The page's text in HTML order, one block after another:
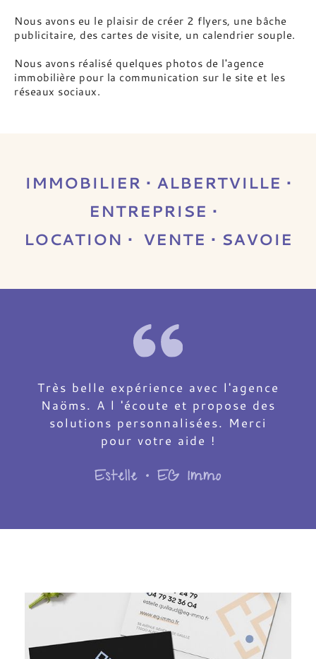
Nous avons eu le plaisir de créer 2 flyers, une bâche
publicitaire, des cartes de visite, un calendrier souple.
Nous avons réalisé quelques photos de l'agence
immobilière pour la communication sur le site et les
réseaux sociaux.
IMMOBILIER • ALBERTVILLE •
ENTREPRISE •
LOCATION • VENTE • SAVOIE
Très belle expérience avec l'agence
Naöms. A l 'écoute et propose des
solutions personnalisées. Merci
pour votre aide !
Estelle • EG Immo